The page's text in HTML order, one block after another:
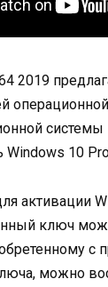
2019
системы
Windows 10
активации
ключ
с
можно